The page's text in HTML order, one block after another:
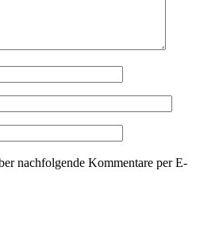
nachfolgende Kommentare per E-